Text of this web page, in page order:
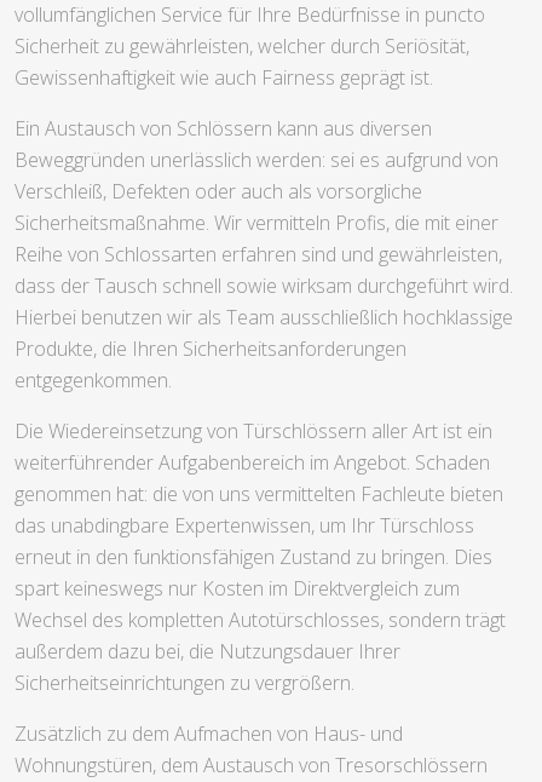
vollumfänglichen Service für Ihre Bedürfnisse in puncto
Sicherheit zu gewährleisten, welcher durch Seriösität,
Gewissenhaftigkeit wie auch Fairness geprägt ist.
Ein Austausch von Schlössern kann aus diversen
Beweggründen unerlässlich werden: sei es aufgrund von
Verschleiß, Defekten oder auch als vorsorgliche
Sicherheitsmaßnahme. Wir vermitteln Profis, die mit einer
Reihe von Schlossarten erfahren sind und gewährleisten,
dass der Tausch schnell sowie wirksam durchgeführt wird.
Hierbei benutzen wir als Team ausschließlich hochklassige
Produkte, die Ihren Sicherheitsanforderungen
entgegenkommen.
Die Wiedereinsetzung von Türschlössern aller Art ist ein
weiterführender Aufgabenbereich im Angebot. Schaden
genommen hat: die von uns vermittelten Fachleute bieten
das unabdingbare Expertenwissen, um Ihr Türschloss
erneut in den funktionsfähigen Zustand zu bringen. Dies
spart keineswegs nur Kosten im Direktvergleich zum
Wechsel des kompletten Autotürschlosses, sondern trägt
außerdem dazu bei, die Nutzungsdauer Ihrer
Sicherheitseinrichtungen zu vergrößern.
Zusätzlich zu dem Aufmachen von Haus- und
Wohnungstüren, dem Austausch von Tresorschlössern